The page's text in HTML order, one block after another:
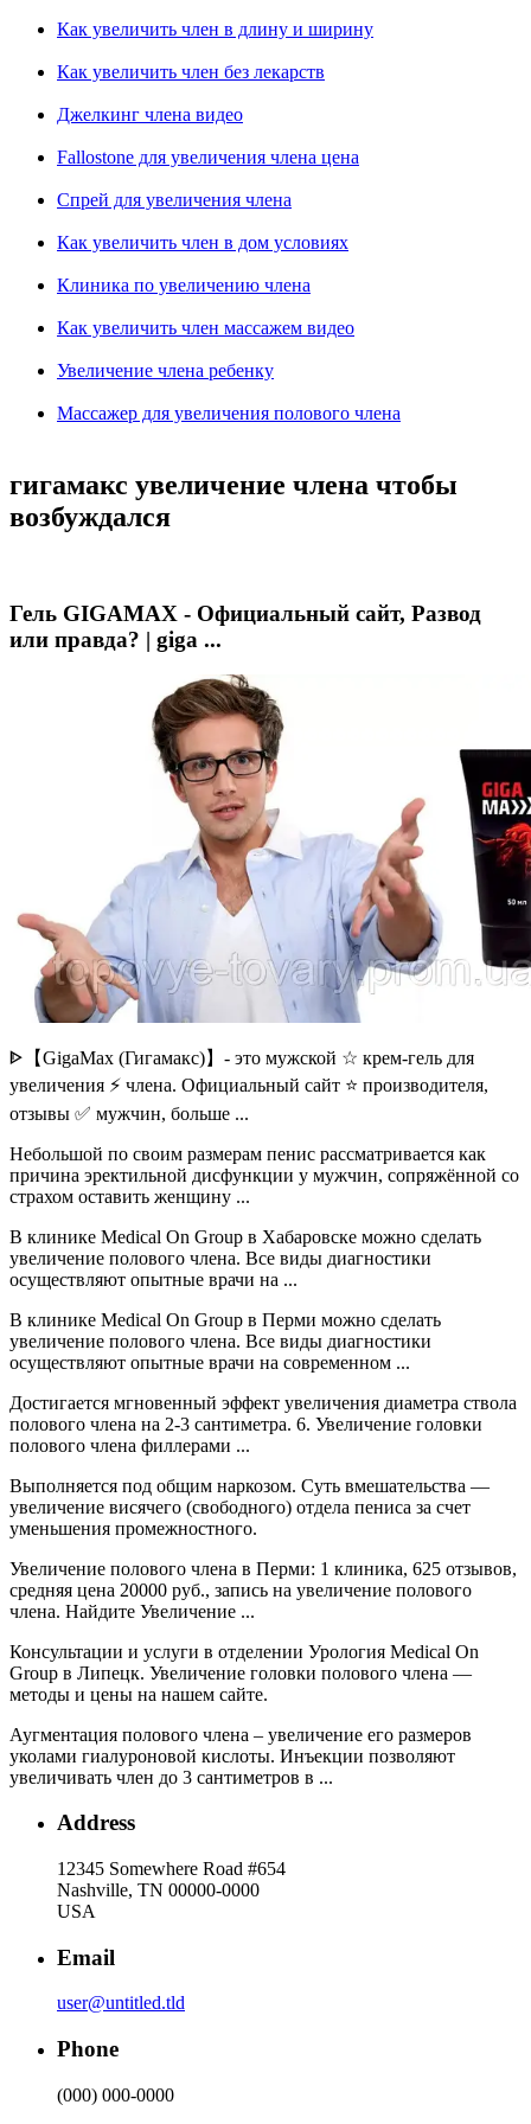
Как увеличить член в длину и ширину
Как увеличить член без лекарств
Джелкинг члена видео
Fallostone для увеличения члена цена
Спрей для увеличения члена
Как увеличить член в дом условиях
Клиника по увеличению члена
Как увеличить член массажем видео
Увеличение члена ребенку
Массажер для увеличения полового члена
гигамакс увеличение члена чтобы
возбуждался
Гель GIGAMAX - Официальный сайт, Развод
или правда? | giga ...
ᐈ【GigaMax (Гигамакс)】- это мужской ☆ крем-гель для
увеличения ⚡️ члена. Официальный сайт ⭐ производителя,
отзывы ✅ мужчин, больше ...
Небольшой по своим размерам пенис рассматривается как
причина эректильной дисфункции у мужчин, сопряжённой со
страхом оставить женщину ...
В клинике Medical On Group в Хабаровске можно сделать
увеличение полового члена. Все виды диагностики
осуществляют опытные врачи на ...
В клинике Medical On Group в Перми можно сделать
увеличение полового члена. Все виды диагностики
осуществляют опытные врачи на современном ...
Достигается мгновенный эффект увеличения диаметра ствола
полового члена на 2-3 сантиметра. 6. Увеличение головки
полового члена филлерами ...
Выполняется под общим наркозом. Суть вмешательства —
увеличение висячего (свободного) отдела пениса за счет
уменьшения промежностного.
Увеличение полового члена в Перми: 1 клиника, 625 отзывов,
средняя цена 20000 руб., запись на увеличение полового
члена. Найдите Увеличение ...
Консультации и услуги в отделении Урология Medical On
Group в Липецк. Увеличение головки полового члена —
методы и цены на нашем сайте.
Аугментация полового члена – увеличение его размеров
уколами гиалуроновой кислоты. Инъекции позволяют
увеличивать член до 3 сантиметров в ...
Address
12345 Somewhere Road #654
Nashville, TN 00000-0000
USA
Email
user@untitled.tld
Phone
(000) 000-0000